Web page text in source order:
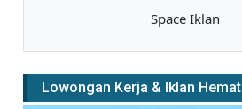
Space Iklan
Lowongan Kerja & Iklan Hemat